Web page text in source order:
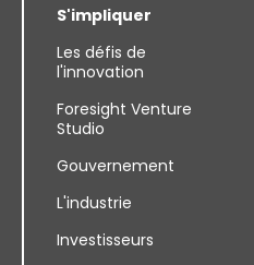
S'impliquer
Les défis de
l'innovation
Foresight Venture
Studio
Gouvernement
L'industrie
Investisseurs